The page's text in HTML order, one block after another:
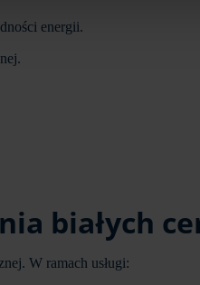
energii.
białych
W ramach usługi: